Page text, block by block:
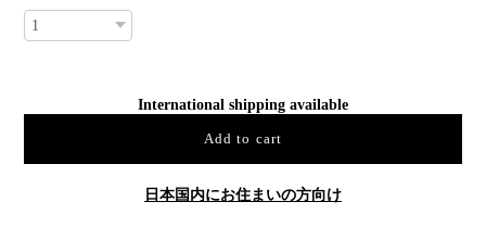
International shipping available
Add to cart
日本国内にお住まいの方向け